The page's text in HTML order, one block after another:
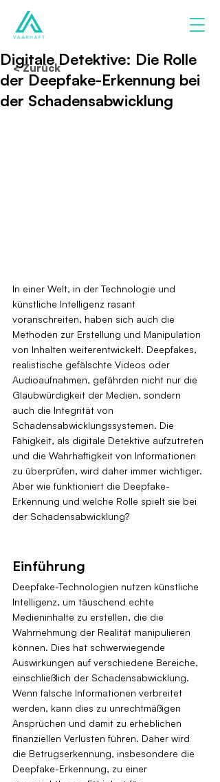
Digitale Detektive: Die Rolle
der Deepfake-Erkennung bei
der Schadensabwicklung
In einer Welt, in der Technologie und
künstliche Intelligenz rasant
voranschreiten, haben sich auch die
Methoden zur Erstellung und Manipulation
von Inhalten weiterentwickelt. Deepfakes,
realistische gefälschte Videos oder
Audioaufnahmen, gefährden nicht nur die
Glaubwürdigkeit der Medien, sondern
auch die Integrität von
Schadensabwicklungssystemen. Die
Fähigkeit, als digitale Detektive aufzutreten
und die Wahrhaftigkeit von Informationen
zu überprüfen, wird daher immer wichtiger.
Aber wie funktioniert die Deepfake-
Erkennung und welche Rolle spielt sie bei
der Schadensabwicklung?
Einführung
Deepfake-Technologien nutzen künstliche
Intelligenz, um täuschend echte
Medieninhalte zu erstellen, die die
Wahrnehmung der Realität manipulieren
können. Dies hat schwerwiegende
Auswirkungen auf verschiedene Bereiche,
einschließlich der Schadensabwicklung.
Wenn falsche Informationen verbreitet
werden, kann dies zu unrechtmäßigen
Ansprüchen und damit zu erheblichen
finanziellen Verlusten führen. Daher wird
die Betrugserkennung, insbesondere die
Deepfake-Erkennung, zu einer
< Zurück